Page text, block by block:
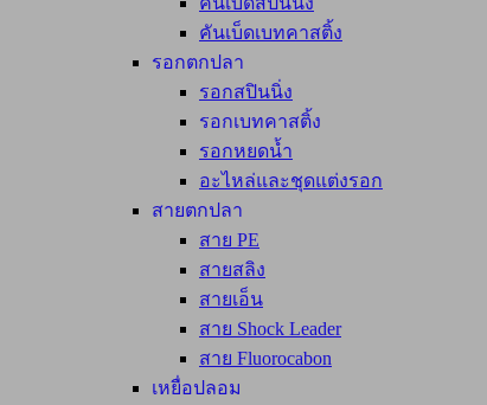
คันเบ็ดเบทคาสติ้ง
รอกตกปลา
รอกสปินนิ่ง
รอกเบทคาสติ้ง
รอกหยดน้ำ
อะไหล่และชุดแต่งรอก
สายตกปลา
สาย PE
สายสลิง
สายเอ็น
สาย Shock Leader
สาย Fluorocabon
เหยื่อปลอม